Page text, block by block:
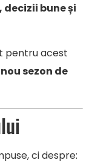
bune și
pentru acest
sezon de
ci despre: